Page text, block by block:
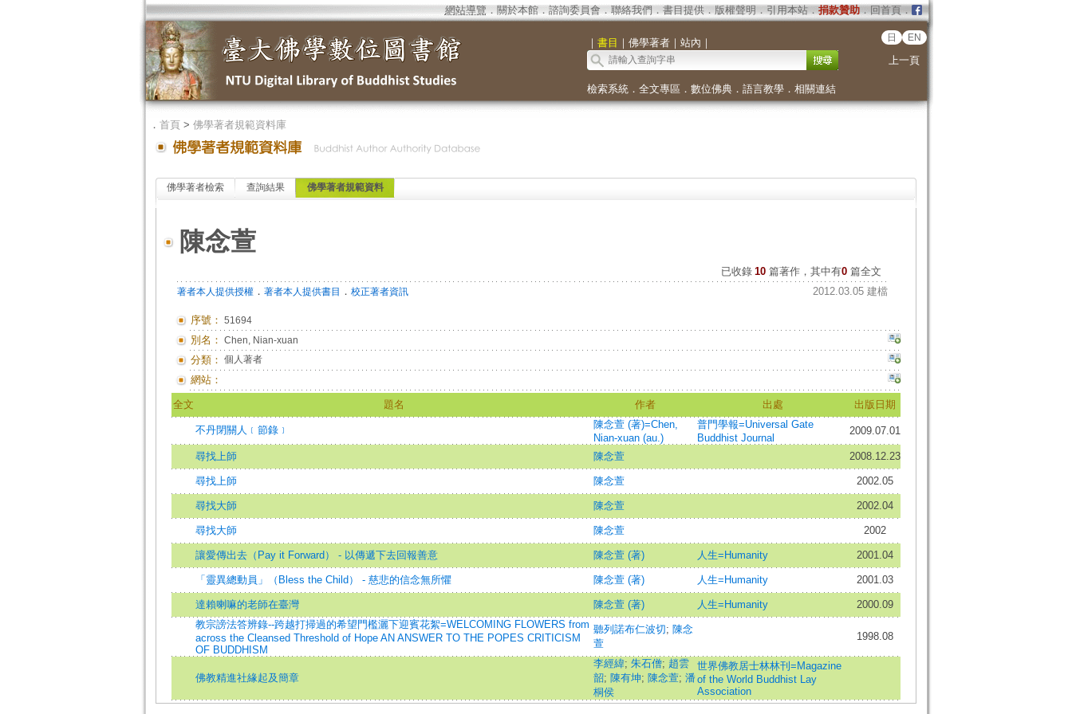
網站導覽 ． 關於本館． 諮詢委員會． 聯絡我們 ． 書目提供． 版權聲明 ． 引用本站． 捐款贊助．回首頁．
｜ 書目 ｜ 佛學著者｜ 站內 ｜ 日 EN
上一頁
檢索系統． 全文專區 ． 數位佛典． 語言教學． 相關連結
． 首頁> 佛學著者規範資料庫
佛學著者檢索 查詢結果 佛學著者規範資料
陳念萱
已收錄 10 篇著作，其中有0篇全文
著者本人提供授權． 著者本人提供書目 ． 校正著者資訊 2012.03.05 建檔
序號： 51694
別名： Chen, Nian-xuan
分類： 個人著者
網站：
全文 題名 作者 出處 出版日期
不丹閉關人﹝節錄﹞
陳念萱 (著)=Chen,
Nian-xuan (au.)
普門學報=Universal Gate
Buddhist Journal
2009.07.01
尋找上師 陳念萱 2008.12.23
尋找上師 陳念萱 2002.05
尋找大師 陳念萱 2002.04
尋找大師 陳念萱 2002
讓愛傳出去（Pay it Forward） - 以傳遞下去回報善意 陳念萱 (著) 人生=Humanity 2001.04
「靈異總動員」（Bless the Child） - 慈悲的信念無所懼 陳念萱 (著) 人生=Humanity 2001.03
達賴喇嘛的老師在臺灣 陳念萱 (著) 人生=Humanity
2000.09
教宗謗法答辨錄--跨越打掃過的希望門檻灑下迎賓花絮=WELCOMING FLOWERS from
across the Cleansed Threshold of Hope AN ANSWER TO THE POPES CRITICISM
OF BUDDHISM
聽列諾布仁波切; 陳念
萱
1998.08
佛教精進社緣起及簡章
李經緯; 朱石僧; 趙雲
韶; 陳有坤; 陳念萱; 潘
桐侯
世界佛教居士林林刊=Magazine
of the World Buddhist Lay
Association